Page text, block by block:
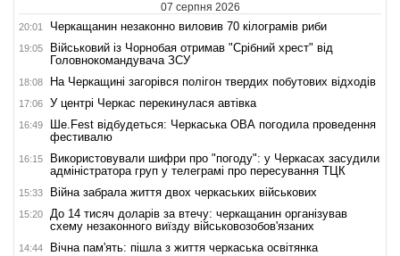
07 серпня 2026
20:01 Черкащанин незаконно виловив 70 кілограмів риби
19:05
Військовий із Чорнобая отримав "Срібний хрест" від
Головнокомандувача ЗСУ
18:08 На Черкащині загорівся полігон твердих побутових відходів
17:06 У центрі Черкас перекинулася автівка
16:49
Ше.Fest відбудеться: Черкаська ОВА погодила проведення
фестивалю
16:15
Використовували шифри про "погоду": у Черкасах засудили
адміністратора груп у телеграмі про пересування ТЦК
15:33 Війна забрала життя двох черкаських військових
15:20
До 14 тисяч доларів за втечу: черкащанин організував
схему незаконного виїзду військовозобов'язаних
14:44 Вічна пам'ять: пішла з життя черкаська освітянка